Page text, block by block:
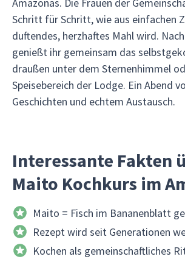
Schritt für Schritt, wie aus einfachen
duftendes, herzhaftes Mahl wird.
genießt ihr gemeinsam das
draußen unter dem Sternenhimmel
Speisebereich der Lodge. Ein Abend
Geschichten und echtem Austausch.
Interessante Fakten
Maito Kochkurs im
Maito = Fisch im Bananenblatt
Rezept wird seit Generationen
Kochen als gemeinschaftliches